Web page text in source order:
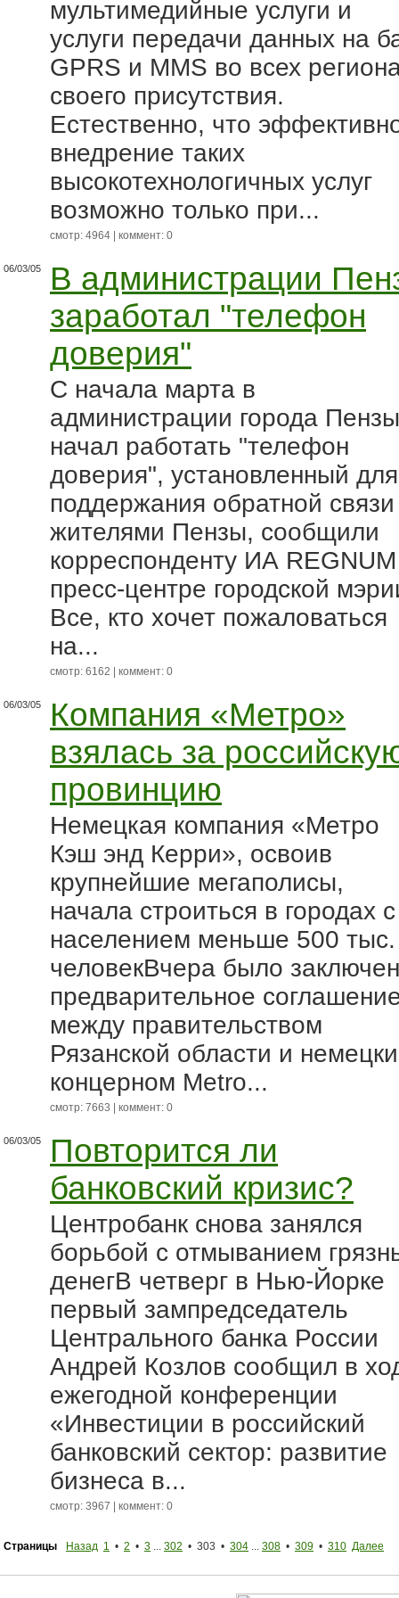
мультимедийные услуги и
услуги передачи данных на
GPRS и MMS во всех
своего присутствия.
Естественно, что
внедрение таких
высокотехнологичных услуг
возможно только при...
смотр: 4964 | коммент: 0
06/03/05
В администрации
заработал "телефон
доверия"
С начала марта в
администрации города Пензы
начал работать "телефон
доверия", установленный для
поддержания обратной связи
жителями Пензы, сообщили
корреспонденту ИА
пресс-центре городской
Все, кто хочет пожаловаться
на...
смотр: 6162 | коммент: 0
06/03/05
Компания «Метро»
взялась за
провинцию
Немецкая компания «Метро
Кэш энд Керри», освоив
крупнейшие мегаполисы,
начала строиться в городах с
населением меньше 500 тыс.
человекВчера было
предварительное
между правительством
Рязанской области и
концерном Metro...
смотр: 7663 | коммент: 0
06/03/05
Повторится ли
банковский кризис?
Центробанк снова занялся
борьбой с отмыванием
денегВ четверг в Нью-Йорке
первый зампредседатель
Центрального банка России
Андрей Козлов сообщил в
ежегодной конференции
«Инвестиции в российский
банковский сектор: развитие
бизнеса в...
смотр: 3967 | коммент: 0
Страницы Назад 1 • 2 • 3 ... 302 • 303 • 304 ... 308 • 309 • 310 Далее